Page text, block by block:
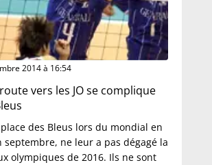
2014 à 16:54
vers les JO se complique
des Bleus lors du mondial en
septembre, ne leur a pas dégagé la
olympiques de 2016. Ils ne sont